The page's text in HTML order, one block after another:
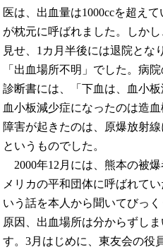
医は、出血量は1000ccを超え
が枕元に呼ばれました。しか
見せ、1カ月半後には退院とな
「出血場所不明」でした。病
診断書には、「下血は、血小板
血小板減少症になったのは造
障害が起きたのは、原爆放射
というものでした。
2000年12月には、熊本の被
メリカの平和団体に呼ばれて
いう話を本人から聞いてびっ
原因、出血場所は分からずし
す。3月はじめに、東友会の役